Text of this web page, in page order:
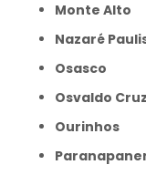
Monte Alto
Nazaré
Osasco
Osvaldo Cruz
Ourinhos